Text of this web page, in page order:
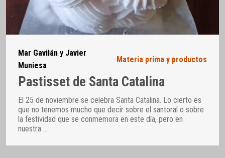
Mar Gavilán y Javier
Muniesa
Materia prima y productos
Pastisset de Santa Catalina
El 25 de noviembre se celebra Santa Catalina. Lo cierto es
que no tenemos mucho que decir sobre el santoral o sobre
la festividad que se conmemora en este día, pero en
nuestra …